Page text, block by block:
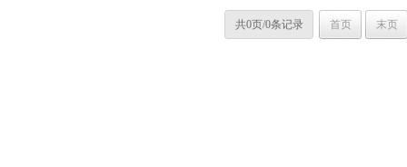
共0页/0条记录 首页 末页